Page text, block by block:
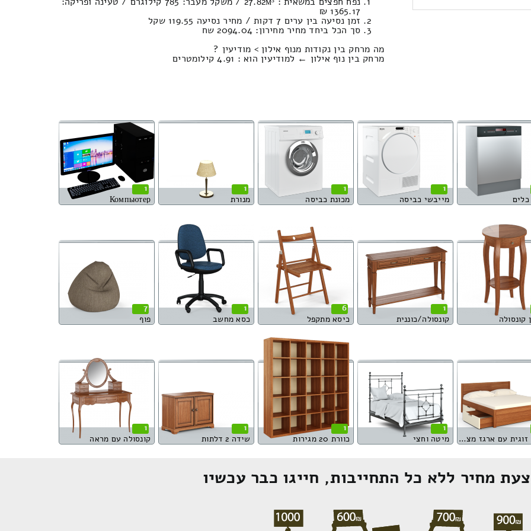
1365.17 ₪
זמן נסיעה בין ערים 7 דקות / מחיר נסיעה 119.55 שקל
סך הכל ביחד מחיר מחירון: 2094.04 שח
מה מרחק בין נקודות מנוף אילון > מודיעין ?
מרחק בין נוף אילון ← למודיעין הוא : 4.91 קילומטרים
1
מייבשי כביסה
1
מכונת כביסה
1
מנורת
1
Компьютер
קונסולה
1
קונסולה/כוננית
6
כיסא מתקפל
1
כסא מחשב
7
פוף
מיטה זוגית עם ארגז מצעים
1
מיטה וחצי
1
כוורת 20 מגירות
1
שידה 2 דלתות
1
קונסולה עם מראה
מחיר ללא כל התחייבות, חייגו כבר עכשיו